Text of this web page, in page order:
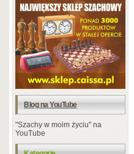
Blog na YouTube
"Szachy w moim życiu" na
YouTube